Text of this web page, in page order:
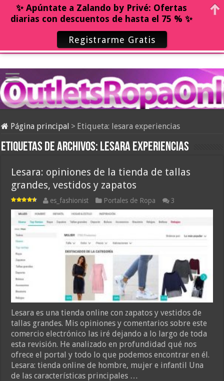
Página principal > Etiqueta: lesara experiencias
Etiquetas de archivos: lesara experiencias
Lesara: opiniones de la tienda de tallas
grandes, vestidos y zapatos
es_fashionist Portales de Ropa 3
Lesara es una tienda online con zapatos y vestidos de
tallas grandes. Mis opiniones y comentarios sobre este
comercio electrónico las iré dejando a lo largo de toda
esta revisión. He analizado en profundidad qué nos
ofrece el portal y todo lo que podemos encontrar en él.
Lesara: tienda online de hombre, mujer e infantil Una
de las características principales …
✨ Apúntate a Zalando by Privé: Ofertas
diarias con descuentos de hasta el 75 % ✨
Registrarme Gratis